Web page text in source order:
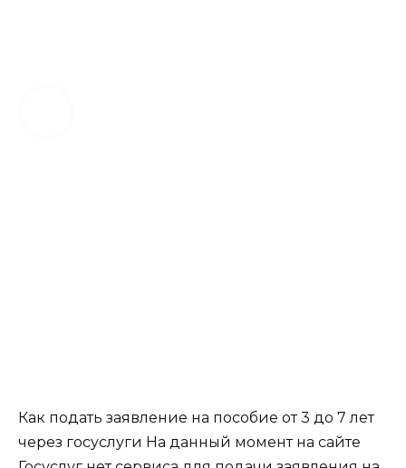
Как подать заявление на пособие от 3 до 7 лет
через госуслуги На данный момент на сайте